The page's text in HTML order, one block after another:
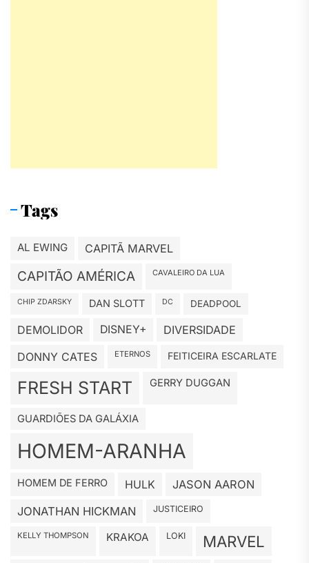
Tags
AL EWING CAPITÃ MARVEL
CAPITÃO AMÉRICA CAVALEIRO DA LUA
CHIP ZDARSKY DAN SLOTT DC DEADPOOL
DEMOLIDOR DISNEY+
DIVERSIDADE
DONNY CATES
ETERNOS FEITICEIRA ESCARLATE
FRESH START GERRY DUGGAN
GUARDIÕES DA GALÁXIA
HOMEM-ARANHA
HOMEM DE FERRO HULK
JASON AARON
JONATHAN HICKMAN
JUSTICEIRO
KELLY THOMPSON KRAKOA LOKI MARVEL